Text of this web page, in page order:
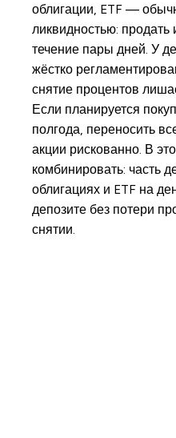
облигации, ETF —
ликвидностью:
течение пары дней. У
жёстко
снятие процентов
Если планируется
полгода, переносить
акции рискованно. В
комбинировать: часть
облигациях и ETF на
депозите без потери
снятии.